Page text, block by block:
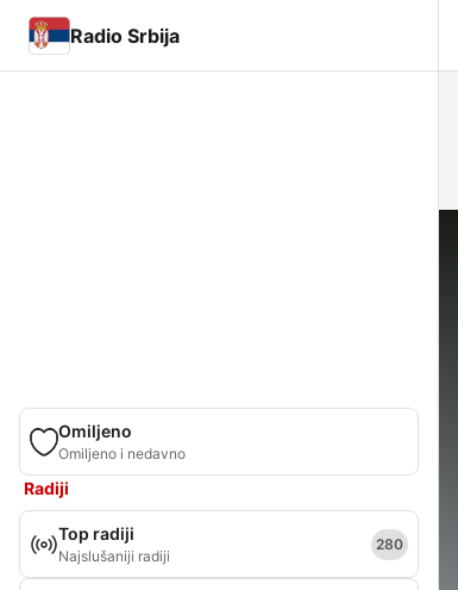
Radio Srbija
Omiljeno
Omiljeno i nedavno
Radiji
Top radiji
Najslušaniji radiji
280